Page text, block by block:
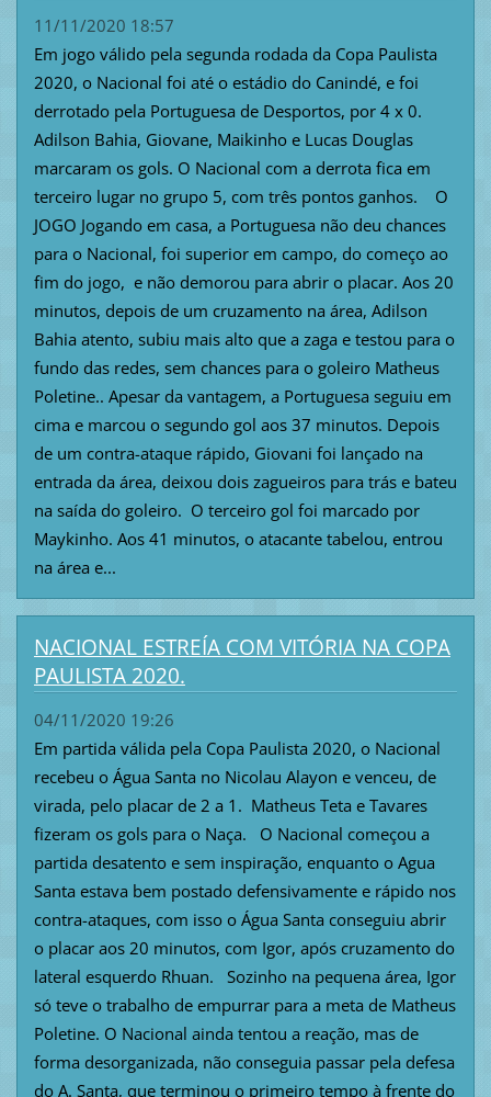
11/11/2020 18:57
Em jogo válido pela segunda rodada da Copa Paulista
2020, o Nacional foi até o estádio do Canindé, e foi
derrotado pela Portuguesa de Desportos, por 4 x 0.
Adilson Bahia, Giovane, Maikinho e Lucas Douglas
marcaram os gols. O Nacional com a derrota fica em
terceiro lugar no grupo 5, com três pontos ganhos. O
JOGO Jogando em casa, a Portuguesa não deu chances
para o Nacional, foi superior em campo, do começo ao
fim do jogo, e não demorou para abrir o placar. Aos 20
minutos, depois de um cruzamento na área, Adilson
Bahia atento, subiu mais alto que a zaga e testou para o
fundo das redes, sem chances para o goleiro Matheus
Poletine.. Apesar da vantagem, a Portuguesa seguiu em
cima e marcou o segundo gol aos 37 minutos. Depois
de um contra-ataque rápido, Giovani foi lançado na
entrada da área, deixou dois zagueiros para trás e bateu
na saída do goleiro. O terceiro gol foi marcado por
Maykinho. Aos 41 minutos, o atacante tabelou, entrou
na área e...
NACIONAL ESTREÍA COM VITÓRIA NA COPA
PAULISTA 2020.
04/11/2020 19:26
Em partida válida pela Copa Paulista 2020, o Nacional
recebeu o Água Santa no Nicolau Alayon e venceu, de
virada, pelo placar de 2 a 1. Matheus Teta e Tavares
fizeram os gols para o Naça. O Nacional começou a
partida desatento e sem inspiração, enquanto o Agua
Santa estava bem postado defensivamente e rápido nos
contra-ataques, com isso o Água Santa conseguiu abrir
o placar aos 20 minutos, com Igor, após cruzamento do
lateral esquerdo Rhuan. Sozinho na pequena área, Igor
só teve o trabalho de empurrar para a meta de Matheus
Poletine. O Nacional ainda tentou a reação, mas de
forma desorganizada, não conseguia passar pela defesa
do A. Santa, que terminou o primeiro tempo à frente do